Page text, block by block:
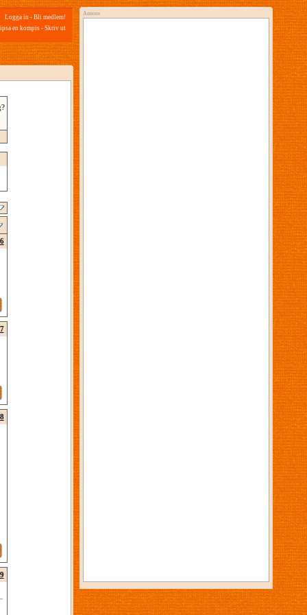
Logga in - Bli medlem!
en kompis - Skriv ut
Annons